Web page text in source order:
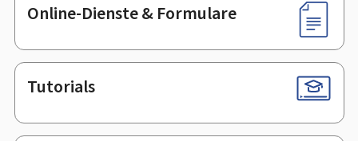
Online-Dienste & Formulare
Tutorials